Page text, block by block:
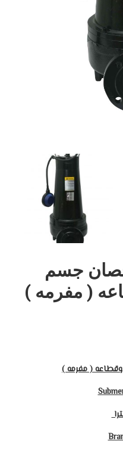
منترا 3 حصان جسم
( مفرمه )
( مفرمه )